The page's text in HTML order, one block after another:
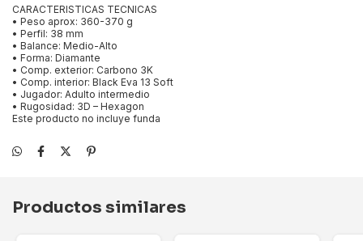
CARACTERISTICAS TECNICAS
• Peso aprox: 360-370 g
• Perfil: 38 mm
• Balance: Medio-Alto
• Forma: Diamante
• Comp. exterior: Carbono 3K
• Comp. interior: Black Eva 13 Soft
• Jugador: Adulto intermedio
• Rugosidad: 3D – Hexagon
Este producto no incluye funda
Productos similares